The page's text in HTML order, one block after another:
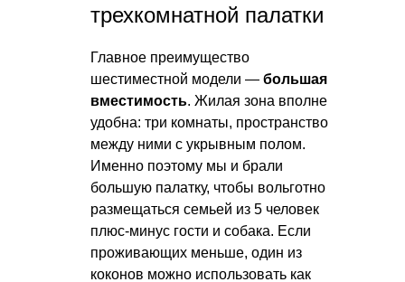
трехкомнатной палатки
Главное преимущество
шестиместной модели — большая
вместимость. Жилая зона вполне
удобна: три комнаты, пространство
между ними с укрывным полом.
Именно поэтому мы и брали
большую палатку, чтобы вольготно
размещаться семьей из 5 человек
плюс-минус гости и собака. Если
проживающих меньше, один из
коконов можно использовать как